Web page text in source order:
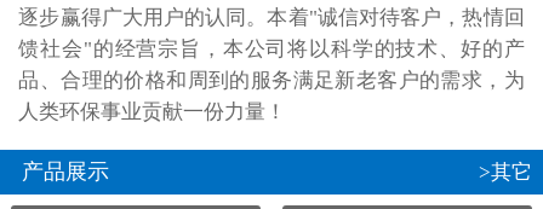
逐步赢得广大用户的认同。本着"诚信对待客户，热情回
馈社会"的经营宗旨，本公司将以科学的技术、好的产
品、合理的价格和周到的服务满足新老客户的需求，为
人类环保事业贡献一份力量！
产品展示 >其它